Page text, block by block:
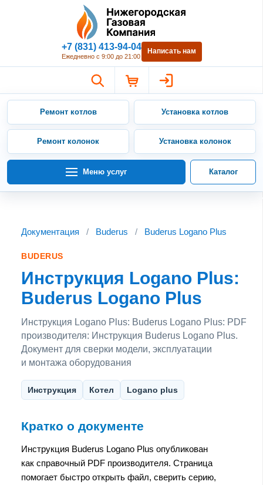
Нижегородская Газовая
+7 (831) 413-94-04
Ежедневно с 9:00 до 21:00
Написать нам
Ремонт котлов Установка котлов
Ремонт колонок Установка колонок
Меню услуг Каталог
Документация / Buderus / Buderus Logano Plus
BUDERUS
Инструкция Logano Plus:
Buderus Logano Plus
Инструкция Logano Plus: Buderus Logano Plus: PDF
производителя: Инструкция Buderus Logano Plus.
Документ для сверки модели, эксплуатации
и монтажа оборудования
Инструкция Котел Logano plus
Кратко о документе
Инструкция Buderus Logano Plus опубликован
как справочный PDF производителя. Страница
помогает быстро открыть файл, сверить серию,